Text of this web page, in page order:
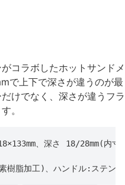
コラボしたホットサンドメ
で上下で深さが違うのが最
けでなく、深さが違うフラ
。
、深さ 18/28mm(内寸)
樹脂加工)、ハンドル:ステン